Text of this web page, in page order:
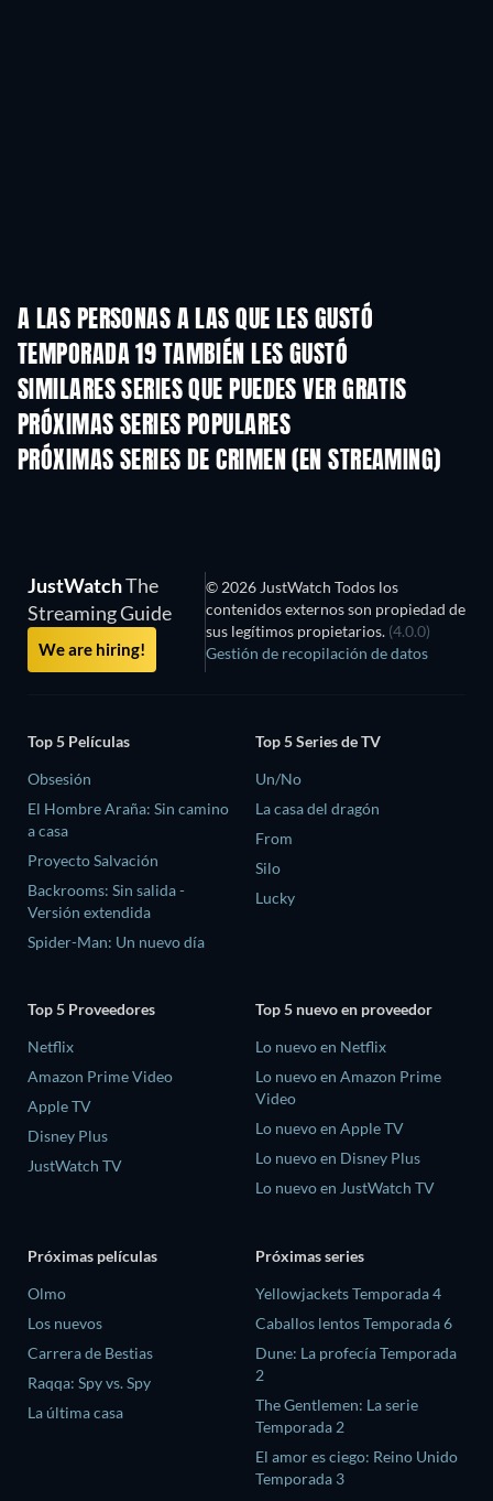
A LAS PERSONAS A LAS QUE LES GUSTÓ
TEMPORADA 19 TAMBIÉN LES GUSTÓ
TV TV
SIMILARES SERIES QUE PUEDES VER GRATIS
TV
PRÓXIMAS SERIES POPULARES
TV
PRÓXIMAS SERIES DE CRIMEN (EN STREAMING)
Temporada 6 Temporada 2
JustWatchThe
Streaming Guide
We are hiring!
© 2026 JustWatch Todos los
contenidos externos son propiedad de
sus legítimos propietarios. (4.0.0)
Gestión de recopilación de datos
Top 5 Películas
Obsesión
El Hombre Araña: Sin camino
a casa
Proyecto Salvación
Backrooms: Sin salida -
Versión extendida
Spider-Man: Un nuevo día
Top 5 Series de TV
Un/No
La casa del dragón
From
Silo
Lucky
Top 5 Proveedores
Netflix
Amazon Prime Video
Apple TV
Disney Plus
JustWatch TV
Top 5 nuevo en proveedor
Lo nuevo en Netflix
Lo nuevo en Amazon Prime
Video
Lo nuevo en Apple TV
Lo nuevo en Disney Plus
Lo nuevo en JustWatch TV
Próximas películas
Olmo
Los nuevos
Carrera de Bestias
Raqqa: Spy vs. Spy
La última casa
Próximas series
Yellowjackets Temporada 4
Caballos lentos Temporada 6
Dune: La profecía Temporada
2
The Gentlemen: La serie
Temporada 2
El amor es ciego: Reino Unido
Temporada 3